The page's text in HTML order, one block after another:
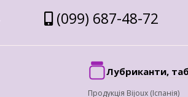
(099) 687-48-72
Лубриканти,
Продукція Bijoux (Іспанія)